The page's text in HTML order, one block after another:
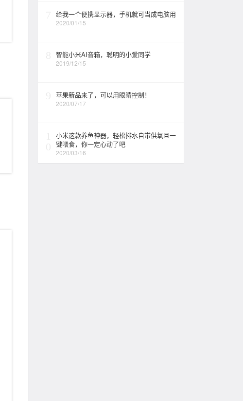
给我一个便携显示器，手机就可当成电脑用
2020/01/15
智能小米AI音箱，聪明的小爱同学
2019/12/15
苹果新品来了，可以用眼睛控制！
2020/07/17
小米这款养鱼神器，轻松排水自带供氧且一
键喂食，你一定心动了吧
2020/03/16